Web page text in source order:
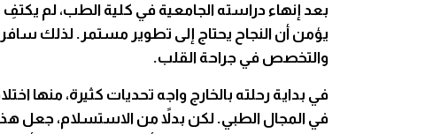
بعد إنهاء دراسته الجامعية في كلية الطب، لم
يؤمن أن النجاح يحتاج إلى تطوير مستمر. لذلك
والتخصص في جراحة القلب.
في بداية رحلته بالخارج واجه تحديات كثيرة، منها
في المجال الطبي. لكن بدلاً من الاستسلام، جعل